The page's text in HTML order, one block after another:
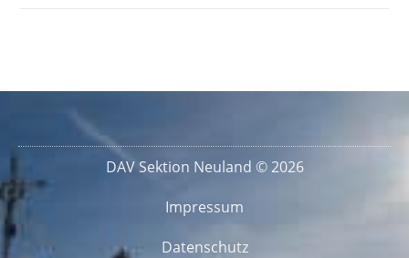
DAV Sektion Neuland © 2026
Impressum
Datenschutz